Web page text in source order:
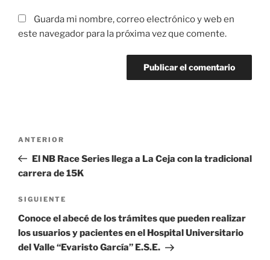
Guarda mi nombre, correo electrónico y web en
este navegador para la próxima vez que comente.
entradas
Entrada
anterior:
ANTERIOR
El NB Race Series llega a La Ceja con la tradicional
carrera de 15K
Siguiente
entrada
SIGUIENTE
Conoce el abecé de los trámites que pueden realizar
los usuarios y pacientes en el Hospital Universitario
del Valle “Evaristo García” E.S.E.